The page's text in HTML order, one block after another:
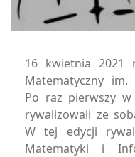
16 kwietnia 2021
Matematyczny im.
Po raz pierwszy
rywalizowali ze
W tej edycji
Matematyki i